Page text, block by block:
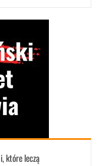
które leczą